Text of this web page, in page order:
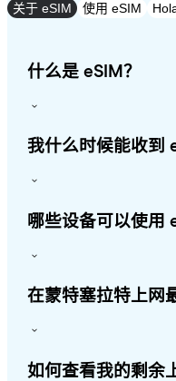
关于 eSIM 使用 eSIM
什么是 eSIM？
我什么时候能收到
哪些设备可以使用
在蒙特塞拉特上网
如何查看我的剩余